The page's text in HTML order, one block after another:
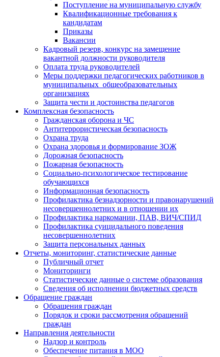
Поступление на муниципальную службу
Квалификационные требования к
кандидатам
Приказы
Вакансии
Кадровый резерв, конкурс на замещение
вакантной должности руководителя
Оплата труда руководителей
Меры поддержки педагогических работников в
муниципальных общеобразовательных
организациях
Защита чести и достоинства педагогов
Комплексная безопасность
Гражданская оборона и ЧС
Антитеррористическая безопасность
Охрана труда
Охрана здоровья и формирование ЗОЖ
Дорожная безопасность
Пожарная безопасность
Социально-психологическое тестирование
обучающихся
Информационная безопасность
Профилактика безнадзорности и правонарушений
несовершеннолетних и в отношении их
Профилактика наркомании, ПАВ, ВИЧ/СПИД
Профилактика суицидального поведения
несовершеннолетних
Защита персональных данных
Отчеты, мониторинг, статистические данные
Публичный отчет
Мониторинги
Статистические данные о системе образования
Сведения об исполнении бюджетных средств
Обращение граждан
Обращения граждан
Порядок и сроки рассмотрения обращений
граждан
Направления деятельности
Надзор и контроль
Обеспечение питания в МОО